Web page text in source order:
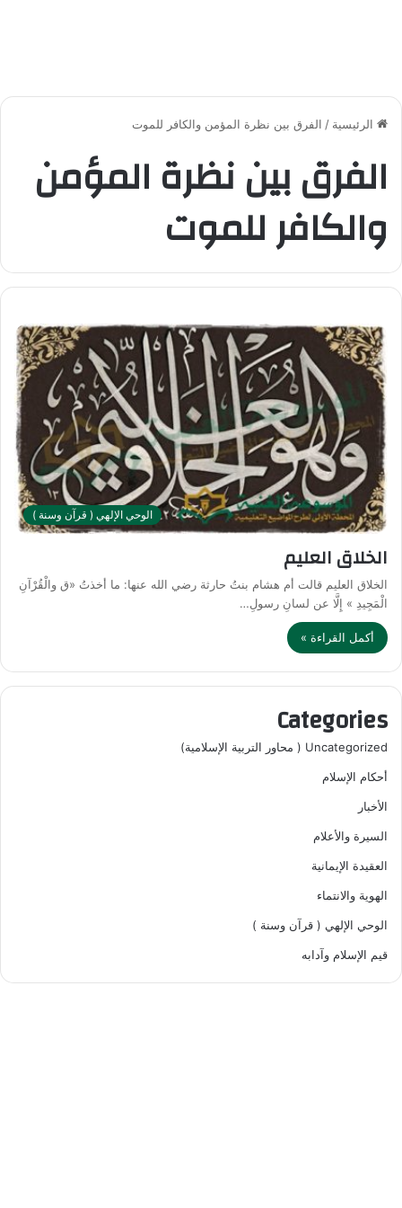
الرئيسية / الفرق بين نظرة المؤمن والكافر للموت
الفرق بين نظرة المؤمن
والكافر للموت
الوحي الإلهي ( قرآن وسنة )
الخلاق العليم
الخلاق العليم قالت أم هشام بنتُ حارثة رضي الله عنها: ما أخذتُ «ق والْقُرْآنِ
الْمَجِيدِ » إِلَّا عن لسانِ رسولِ…
أكمل القراءة »
Categories
Uncategorized ( محاور التربية الإسلامية)
أحكام الإسلام
الأخبار
السيرة والأعلام
العقيدة الإيمانية
الهوية والانتماء
الوحي الإلهي ( قرآن وسنة )
قيم الإسلام وآدابه